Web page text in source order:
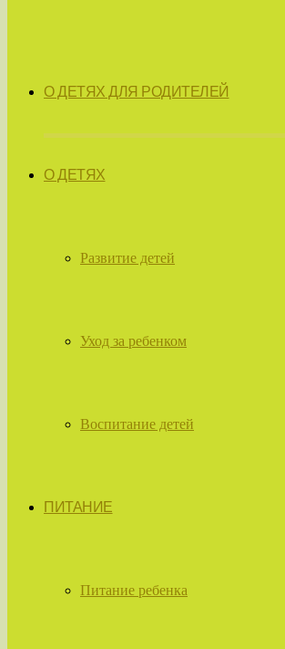
О ДЕТЯХ ДЛЯ РОДИТЕЛЕЙ
О ДЕТЯХ
Развитие детей
Уход за ребенком
Воспитание детей
ПИТАНИЕ
Питание ребенка